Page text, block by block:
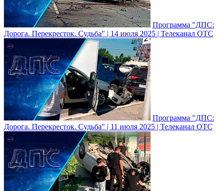
Программа "ДПС:
Дорога. Перекресток. Судьба" | 14 июля 2025 | Телеканал ОТС
Программа "ДПС:
Дорога. Перекресток. Судьба" | 11 июля 2025 | Телеканал ОТС